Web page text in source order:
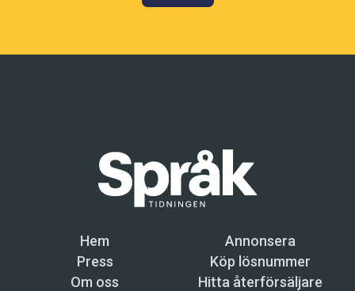
Hem
Annonsera
Press
Köp lösnummer
Om oss
Hitta återförsäljare